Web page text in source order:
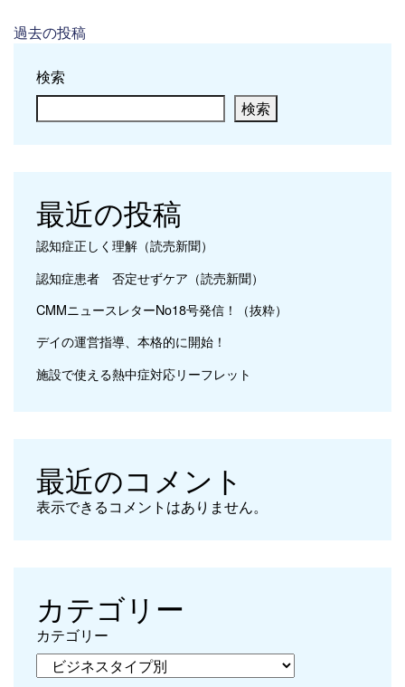
投稿ナビゲーション
過去の投稿
検索
検索
最近の投稿
認知症正しく理解（読売新聞）
認知症患者 否定せずケア（読売新聞）
CMMニュースレターNo18号発信！（抜粋）
デイの運営指導、本格的に開始！
施設で使える熱中症対応リーフレット
最近のコメント
表示できるコメントはありません。
カテゴリー
カテゴリー